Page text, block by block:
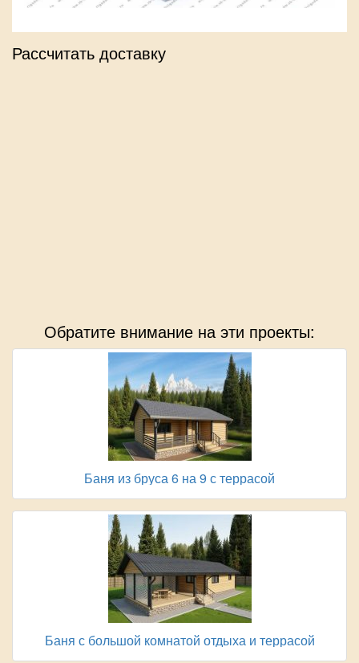
Рассчитать доставку
Обратите внимание на эти проекты:
Баня из бруса 6 на 9 с террасой
Баня с большой комнатой отдыха и террасой